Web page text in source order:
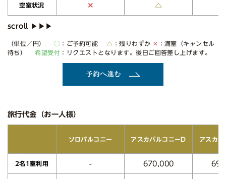
空室状況 ✕ △
（単位／円） ○ ：ご予約可能 △ ：残りわずか ✕ ：満室（キャンセル
待ち）希望受付 ：リクエストとなります。後日ご回答差し上げます。
予約へ進む
旅行代金（お一人様）
ソロバルコニー アスカバルコニーD アスカバ
2名1室利用 - 670,000